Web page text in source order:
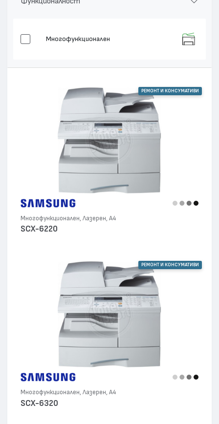
Многофункционален
РЕМОНТ И КОНСУМАТИВИ
Многофункционален, Лазерен, А4
SCX-6220
РЕМОНТ И КОНСУМАТИВИ
Многофункционален, Лазерен, А4
SCX-6320